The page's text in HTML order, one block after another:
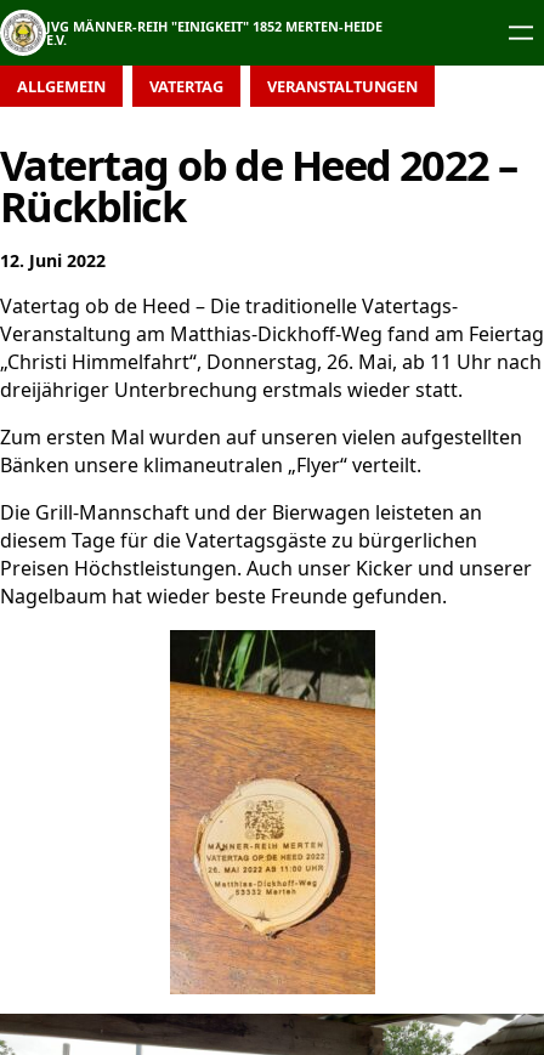
Zum
Inhalt
springen
JVG MÄNNER-REIH "EINIGKEIT" 1852 MERTEN-HEIDE
E.V.
ALLGEMEIN VATERTAG VERANSTALTUNGEN
Vatertag ob de Heed 2022 –
Rückblick
12. Juni 2022
Vatertag ob de Heed – Die traditionelle Vatertags-
Veranstaltung am Matthias-Dickhoff-Weg fand am Feiertag
„Christi Himmelfahrt“, Donnerstag, 26. Mai, ab 11 Uhr nach
dreijähriger Unterbrechung erstmals wieder statt.
Zum ersten Mal wurden auf unseren vielen aufgestellten
Bänken unsere klimaneutralen „Flyer“ verteilt.
Die Grill-Mannschaft und der Bierwagen leisteten an
diesem Tage für die Vatertagsgäste zu bürgerlichen
Preisen Höchstleistungen. Auch unser Kicker und unserer
Nagelbaum hat wieder beste Freunde gefunden.